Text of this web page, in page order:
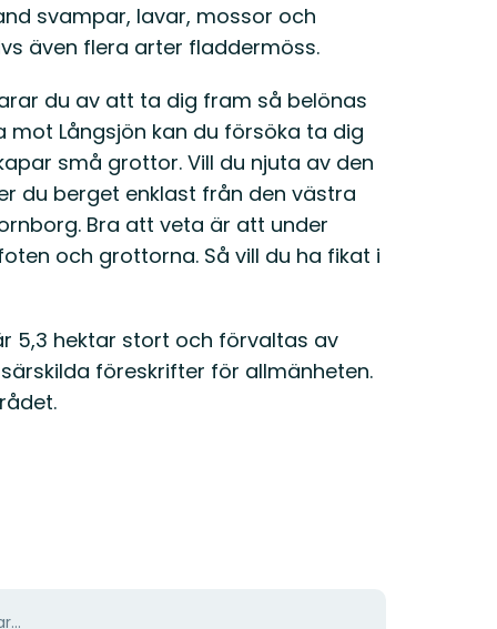
svampar, lavar, mossor och
även flera arter fladdermöss.
du av att ta dig fram så belönas
Långsjön kan du försöka ta dig
små grottor. Vill du njuta av den
du berget enklast från den västra
Bra att veta är att under
och grottorna. Så vill du ha fikat i
5,3 hektar stort och förvaltas av
föreskrifter för allmänheten.